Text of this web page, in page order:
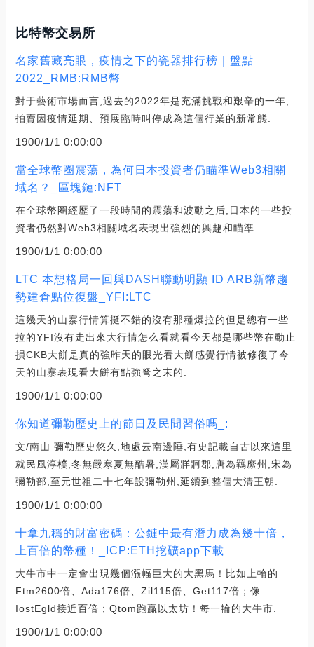
比特幣交易所
名家舊藏亮眼，疫情之下的瓷器排行榜｜盤點
2022_RMB:RMB幣
對于藝術市場而言,過去的2022年是充滿挑戰和艱辛的一年,
拍賣因疫情延期、預展臨時叫停成為這個行業的新常態.
1900/1/1 0:00:00
當全球幣圈震蕩，為何日本投資者仍瞄準Web3相關
域名？_區塊鏈:NFT
在全球幣圈經歷了一段時間的震蕩和波動之后,日本的一些投
資者仍然對Web3相關域名表現出強烈的興趣和瞄準.
1900/1/1 0:00:00
LTC 本想格局一回與DASH聯動明顯 ID ARB新幣趨
勢建倉點位復盤_YFI:LTC
這幾天的山寨行情算挺不錯的沒有那種爆拉的但是總有一些
拉的YFI沒有走出來大行情怎么看就看今天都是哪些幣在動止
損CKB大餅是真的強昨天的眼光看大餅感覺行情被修復了今
天的山寨表現看大餅有點強弩之末的.
1900/1/1 0:00:00
你知道彌勒歷史上的節日及民間習俗嗎_:
文/南山 彌勒歷史悠久,地處云南邊陲,有史記載自古以來這里
就民風淳樸,冬無嚴寒夏無酷暑,漢屬牂牁郡,唐為羈縻州,宋為
彌勒部,至元世祖二十七年設彌勒州,延續到整個大清王朝.
1900/1/1 0:00:00
十拿九穩的財富密碼：公鏈中最有潛力成為幾十倍，
上百倍的幣種！_ICP:ETH挖礦app下載
大牛市中一定會出現幾個漲幅巨大的大黑馬！比如上輪的
Ftm2600倍、Ada176倍、Zil115倍、Get117倍；像
IostEgld接近百倍；Qtom跑贏以太坊！每一輪的大牛市.
1900/1/1 0:00:00